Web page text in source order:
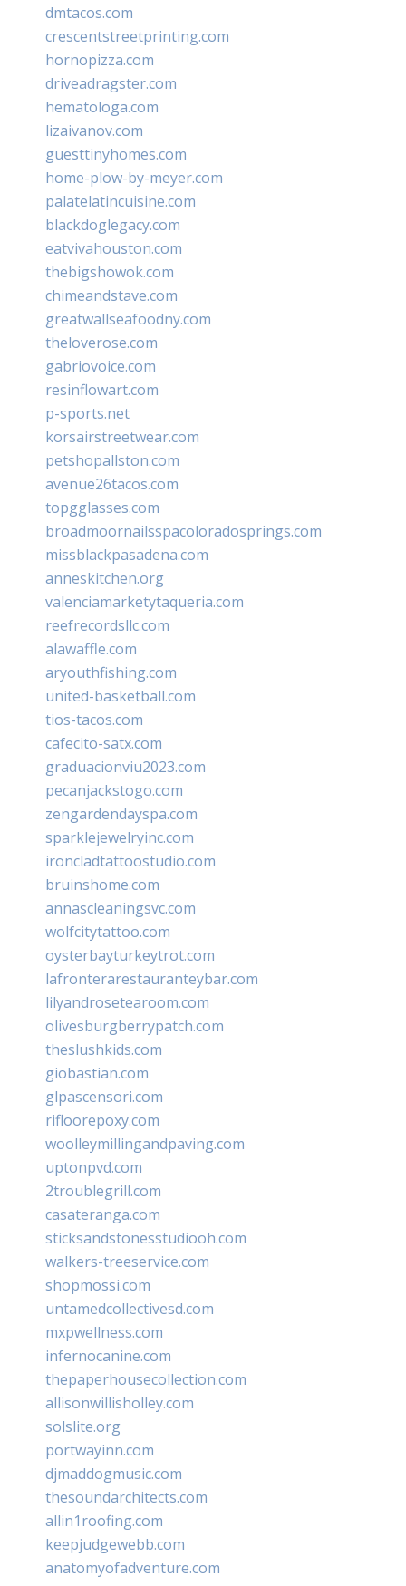
dmtacos.com
crescentstreetprinting.com
hornopizza.com
driveadragster.com
hematologa.com
lizaivanov.com
guesttinyhomes.com
home-plow-by-meyer.com
palatelatincuisine.com
blackdoglegacy.com
eatvivahouston.com
thebigshowok.com
chimeandstave.com
greatwallseafoodny.com
theloverose.com
gabriovoice.com
resinflowart.com
p-sports.net
korsairstreetwear.com
petshopallston.com
avenue26tacos.com
topgglasses.com
broadmoornailsspacoloradosprings.com
missblackpasadena.com
anneskitchen.org
valenciamarketytaqueria.com
reefrecordsllc.com
alawaffle.com
aryouthfishing.com
united-basketball.com
tios-tacos.com
cafecito-satx.com
graduacionviu2023.com
pecanjackstogo.com
zengardendayspa.com
sparklejewelryinc.com
ironcladtattoostudio.com
bruinshome.com
annascleaningsvc.com
wolfcitytattoo.com
oysterbayturkeytrot.com
lafronterarestauranteybar.com
lilyandrosetearoom.com
olivesburgberrypatch.com
theslushkids.com
giobastian.com
glpascensori.com
rifloorepoxy.com
woolleymillingandpaving.com
uptonpvd.com
2troublegrill.com
casateranga.com
sticksandstonesstudiooh.com
walkers-treeservice.com
shopmossi.com
untamedcollectivesd.com
mxpwellness.com
infernocanine.com
thepaperhousecollection.com
allisonwillisholley.com
solslite.org
portwayinn.com
djmaddogmusic.com
thesoundarchitects.com
allin1roofing.com
keepjudgewebb.com
anatomyofadventure.com